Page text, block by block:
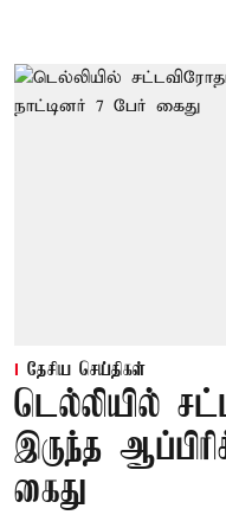
தேசிய செய்திகள்
டெல்லியில்
இருந்த
கைது